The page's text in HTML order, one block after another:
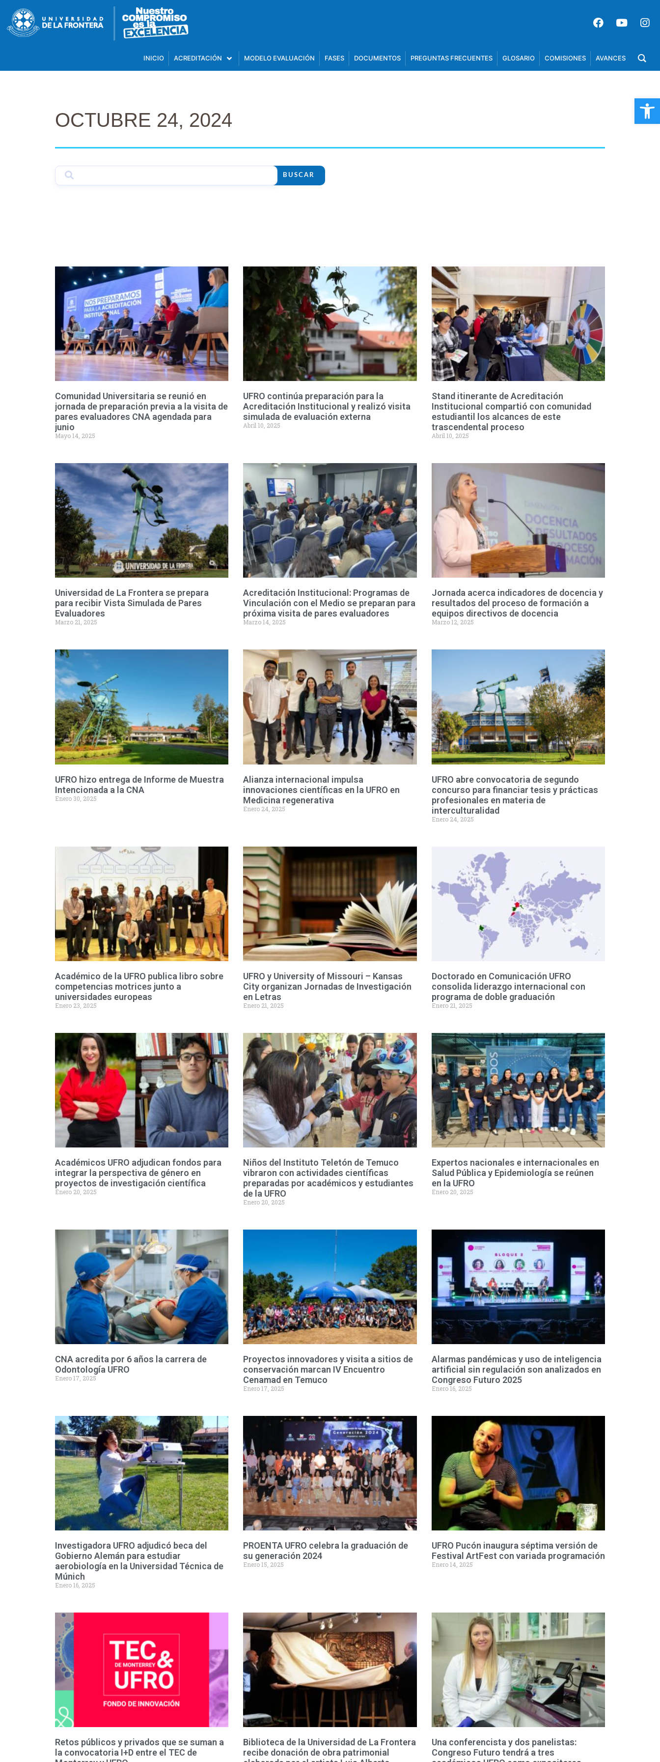
INICIO ACREDITACIÓN MODELO EVALUACIÓN FASES DOCUMENTOS PREGUNTAS FRECUENTES GLOSARIO COMISIONES AVANCES
OCTUBRE 24, 2024
BUSCAR
Comunidad Universitaria se reunió en
jornada de preparación previa a la visita de
pares evaluadores CNA agendada para
junio
Mayo 14, 2025
UFRO continúa preparación para la
Acreditación Institucional y realizó visita
simulada de evaluación externa
Abril 10, 2025
Stand itinerante de Acreditación
Institucional compartió con comunidad
estudiantil los alcances de este
trascendental proceso
Abril 10, 2025
Universidad de La Frontera se prepara
para recibir Vista Simulada de Pares
Evaluadores
Marzo 21, 2025
Acreditación Institucional: Programas de
Vinculación con el Medio se preparan para
próxima visita de pares evaluadores
Marzo 14, 2025
Jornada acerca indicadores de docencia y
resultados del proceso de formación a
equipos directivos de docencia
Marzo 12, 2025
UFRO hizo entrega de Informe de Muestra
Intencionada a la CNA
Enero 30, 2025
Alianza internacional impulsa
innovaciones científicas en la UFRO en
Medicina regenerativa
Enero 24, 2025
UFRO abre convocatoria de segundo
concurso para financiar tesis y prácticas
profesionales en materia de
interculturalidad
Enero 24, 2025
Académico de la UFRO publica libro sobre
competencias motrices junto a
universidades europeas
Enero 23, 2025
UFRO y University of Missouri – Kansas
City organizan Jornadas de Investigación
en Letras
Enero 21, 2025
Doctorado en Comunicación UFRO
consolida liderazgo internacional con
programa de doble graduación
Enero 21, 2025
Académicos UFRO adjudican fondos para
integrar la perspectiva de género en
proyectos de investigación científica
Enero 20, 2025
Niños del Instituto Teletón de Temuco
vibraron con actividades científicas
preparadas por académicos y estudiantes
de la UFRO
Enero 20, 2025
Expertos nacionales e internacionales en
Salud Pública y Epidemiología se reúnen
en la UFRO
Enero 20, 2025
CNA acredita por 6 años la carrera de
Odontología UFRO
Enero 17, 2025
Proyectos innovadores y visita a sitios de
conservación marcan IV Encuentro
Cenamad en Temuco
Enero 17, 2025
Alarmas pandémicas y uso de inteligencia
artificial sin regulación son analizados en
Congreso Futuro 2025
Enero 16, 2025
Investigadora UFRO adjudicó beca del
Gobierno Alemán para estudiar
aerobiología en la Universidad Técnica de
Múnich
Enero 16, 2025
PROENTA UFRO celebra la graduación de
su generación 2024
Enero 15, 2025
UFRO Pucón inaugura séptima versión de
Festival ArtFest con variada programación
Enero 14, 2025
Retos públicos y privados que se suman a
la convocatoria I+D entre el TEC de
Biblioteca de la Universidad de La Frontera
recibe donación de obra patrimonial
Una conferencista y dos panelistas:
Congreso Futuro tendrá a tres